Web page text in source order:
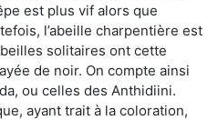
est plus vif alors que
l’abeille charpentière est
solitaires ont cette
de noir. On compte ainsi
ou celles des Anthidiini.
ayant trait à la coloration,